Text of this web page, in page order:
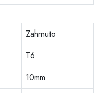
Zahrnuto
T6
10mm